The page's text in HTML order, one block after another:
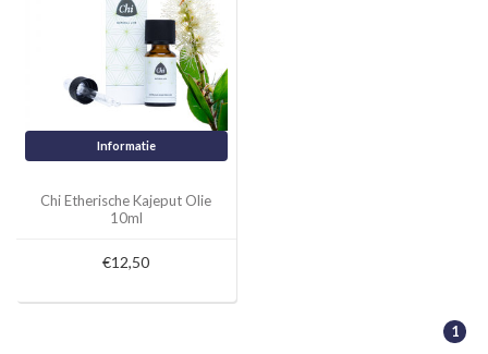
Informatie
Chi Etherische Kajeput Olie
10ml
€12,50
1